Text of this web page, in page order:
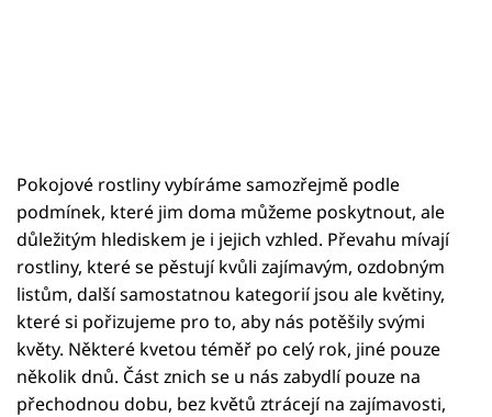
Pokojové rostliny vybíráme samozřejmě podle
podmínek, které jim doma můžeme poskytnout, ale
důležitým hlediskem je i jejich vzhled. Převahu mívají
rostliny, které se pěstují kvůli zajímavým, ozdobným
listům, další samostatnou kategorií jsou ale květiny,
které si pořizujeme pro to, aby nás potěšily svými
květy. Některé kvetou téměř po celý rok, jiné pouze
několik dnů. Část znich se u nás zabydlí pouze na
přechodnou dobu, bez květů ztrácejí na zajímavosti,